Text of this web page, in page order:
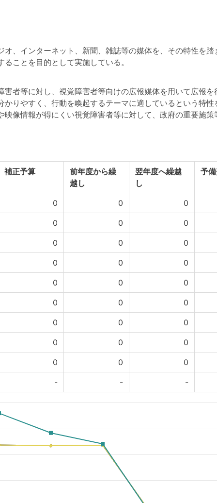
、インターネット、新聞、雑誌等の媒体を、その特性を
ことを目的として実施している。
者等に対し、視覚障害者等向けの広報媒体を用いて広報を
りやすく、行動を喚起するテーマに適しているという特
像情報が得にくい視覚障害者等に対して、政府の重要施
補正予算
前年度から繰
越し
翌年度へ繰越
し
予
0 0 0
0 0 0
0 0 0
0 0 0
0 0 0
0 0 0
0 0 0
0 0 0
0 0 0
- - -